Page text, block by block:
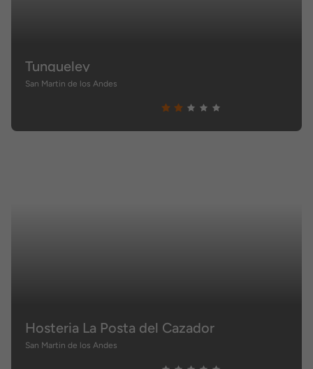
Tunqueley
San Martin de los Andes
Hosteria La Posta del Cazador
San Martin de los Andes